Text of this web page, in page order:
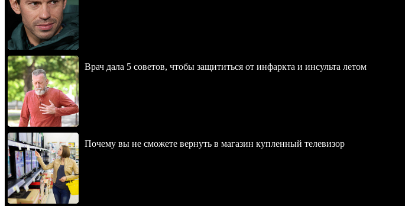
Врач дала 5 советов, чтобы защититься от инфаркта и инсульта летом
Почему вы не сможете вернуть в магазин купленный телевизор